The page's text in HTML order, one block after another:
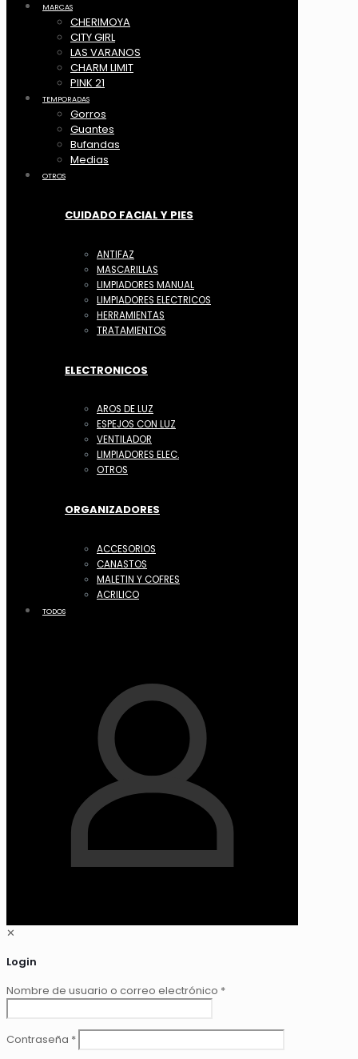
MARCAS
CHERIMOYA
CITY GIRL
LAS VARANOS
CHARM LIMIT
PINK 21
TEMPORADAS
Gorros
Guantes
Bufandas
Medias
OTROS
CUIDADO FACIAL Y PIES
ANTIFAZ
MASCARILLAS
LIMPIADORES MANUAL
LIMPIADORES ELECTRICOS
HERRAMIENTAS
TRATAMIENTOS
ELECTRONICOS
AROS DE LUZ
ESPEJOS CON LUZ
VENTILADOR
LIMPIADORES ELEC.
OTROS
ORGANIZADORES
ACCESORIOS
CANASTOS
MALETIN Y COFRES
ACRILICO
TODOS
✕
Login
Nombre de usuario o correo electrónico *
Contraseña *